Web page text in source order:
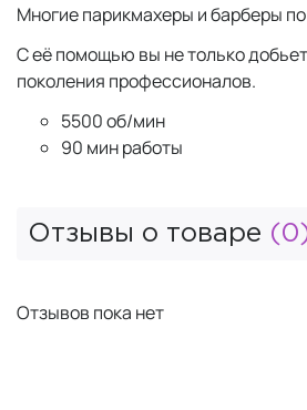
Многие парикмахеры и барберы
С её помощью вы не только
поколения профессионалов.
5500 об/мин
90 мин работы
Отзывы о товаре
Отзывов пока нет